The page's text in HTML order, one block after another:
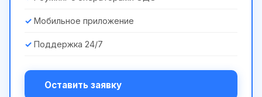
Мобильное приложение
Поддержка 24/7
Оставить заявку